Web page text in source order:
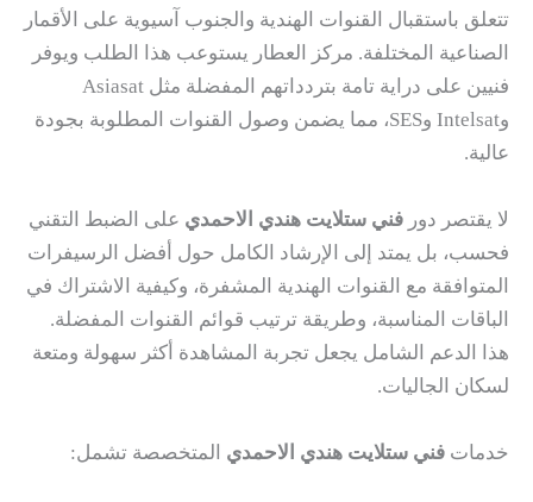
تتعلق باستقبال القنوات الهندية والجنوب آسيوية على الأقمار
الصناعية المختلفة. مركز العطار يستوعب هذا الطلب ويوفر
فنيين على دراية تامة بتردداتهم المفضلة مثل Asiasat
وIntelsat وSES، مما يضمن وصول القنوات المطلوبة بجودة
عالية.
لا يقتصر دور فني ستلايت هندي الاحمدي على الضبط التقني
فحسب، بل يمتد إلى الإرشاد الكامل حول أفضل الرسيفرات
المتوافقة مع القنوات الهندية المشفرة، وكيفية الاشتراك في
الباقات المناسبة، وطريقة ترتيب قوائم القنوات المفضلة.
هذا الدعم الشامل يجعل تجربة المشاهدة أكثر سهولة ومتعة
لسكان الجاليات.
خدمات فني ستلايت هندي الاحمدي المتخصصة تشمل: